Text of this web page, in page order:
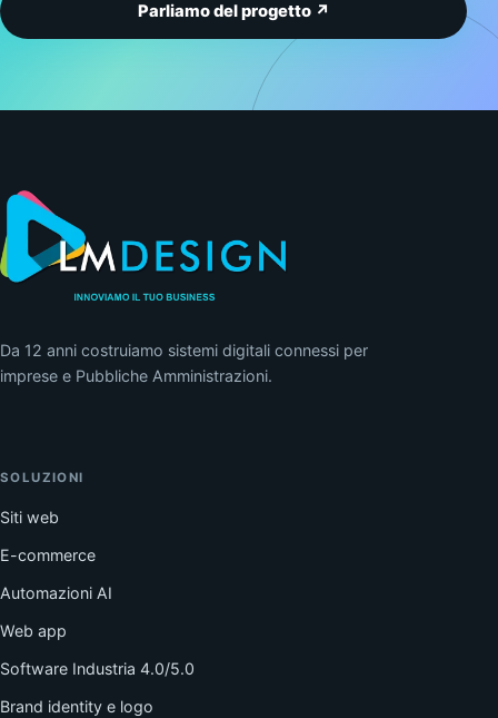
Parliamo del progetto ↗
Da 12 anni costruiamo sistemi digitali connessi per
imprese e Pubbliche Amministrazioni.
SOLUZIONI
Siti web
E-commerce
Automazioni AI
Web app
Software Industria 4.0/5.0
Brand identity e logo